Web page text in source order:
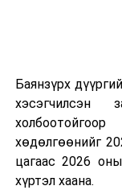
болон дулааны
болдог. Зарим
үлдэх үнснээс
авах боломжтой
Баянзүрх
хэсэгчилсэн
хөдөлгөөнийг
цагаас 2026
хүртэл хаана.